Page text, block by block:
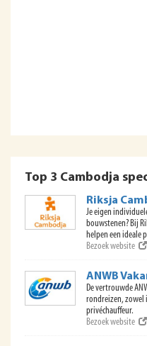
Top 3 Cambodja
Riksja
Je eigen
bouwstenen? Bij
helpen een ideale
Bezoek website
ANWB
De vertrouwde
rondreizen, zowel
privéchauffeur.
Bezoek website